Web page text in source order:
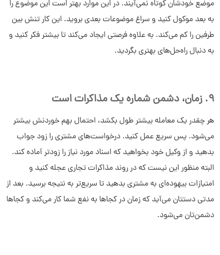
موضع خودشان کوتاه نمی‌آیند. در این موارد بهتر است این موضوع را
به بعد موکول کنید و سراغ موضوعات بعدی بروید. این کار تنش بین
طرفین را کم می‌کند. به علاوه فرصتی ایجاد می‌کند تا بیشتر فکر کنید و
به دنبال راه‌حل‌های بهتری بگردید.
9. زمان، دشمن شماره یک مذاکرات است
هر چقدر یک معامله بیشتر طول بکشد، احتمال بهم خوردنش بیشتر
می‌شود. پس سریع عمل کنید. درخواست‌های مشتری را زود جواب
بدهید و از وکیل خود بخواهید که اسناد مورد نیاز را زودتر آماده کند.
البته منظور این نیست که در روند مذاکرات تجاری عجله کنید و
امتیازات بیهوده‌ای به مشتری بدهید تا سریع‌تر به نتیجه برسید. بعد از
مدتی دستتان می‌آید که زمان در کجاها به نفع شما کار می‌کند و کجاها
دشمن‌تان می‌شود.